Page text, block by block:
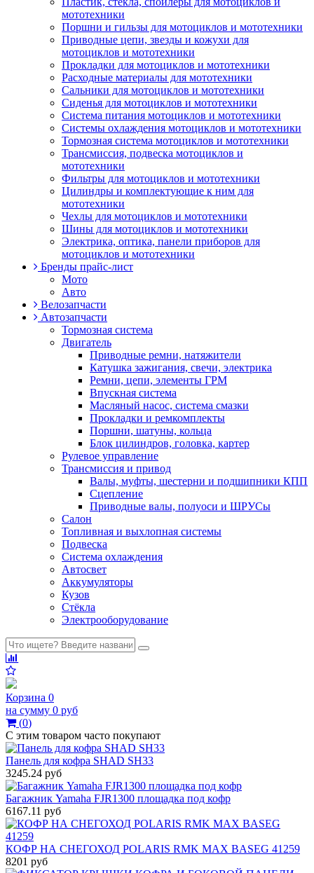
мототехники
Поршни и гильзы для мотоциклов и мототехники
Приводные цепи, звезды и кожухи для
мотоциклов и мототехники
Прокладки для мотоциклов и мототехники
Расходные материалы для мототехники
Сальники для мотоциклов и мототехники
Сиденья для мотоциклов и мототехники
Система питания мотоциклов и мототехники
Системы охлаждения мотоциклов и мототехники
Тормозная система мотоциклов и мототехники
Трансмиссия, подвеска мотоциклов и
мототехники
Фильтры для мотоциклов и мототехники
Цилиндры и комплектующие к ним для
мототехники
Чехлы для мотоциклов и мототехники
Шины для мотоциклов и мототехники
Электрика, оптика, панели приборов для
мотоциклов и мототехники
Бренды прайс-лист
Мото
Авто
Велозапчасти
Автозапчасти
Тормозная система
Двигатель
Приводные ремни, натяжители
Катушка зажигания, свечи, электрика
Ремни, цепи, элементы ГРМ
Впускная система
Масляный насос, система смазки
Прокладки и ремкомплекты
Поршни, шатуны, кольца
Блок цилиндров, головка, картер
Рулевое управление
Трансмиссия и привод
Валы, муфты, шестерни и подшипники КПП
Сцепление
Приводные валы, полуоси и ШРУСы
Салон
Топливная и выхлопная системы
Подвеска
Система охлаждения
Автосвет
Аккумуляторы
Кузов
Стёкла
Электрооборудование
Корзина 0
на сумму 0 руб
(0)
С этим товаром часто покупают
Панель для кофра SHAD SH33
3245.24 руб
Багажник Yamaha FJR1300 площадка под кофр
6167.11 руб
КОФР НА СНЕГОХОД POLARIS RMK MAX BASEG 41259
8201 руб